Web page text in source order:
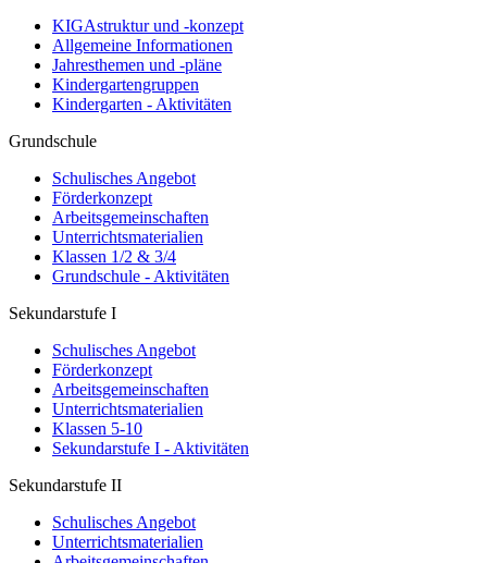
KIGAstruktur und -konzept
Allgemeine Informationen
Jahresthemen und -pläne
Kindergartengruppen
Kindergarten - Aktivitäten
Grundschule
Schulisches Angebot
Förderkonzept
Arbeitsgemeinschaften
Unterrichtsmaterialien
Klassen 1/2 & 3/4
Grundschule - Aktivitäten
Sekundarstufe I
Schulisches Angebot
Förderkonzept
Arbeitsgemeinschaften
Unterrichtsmaterialien
Klassen 5-10
Sekundarstufe I - Aktivitäten
Sekundarstufe II
Schulisches Angebot
Unterrichtsmaterialien